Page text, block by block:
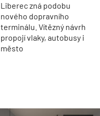
Liberec zná podobu
nového dopravního
terminálu. Vítězný návrh
propojí vlaky, autobusy i
město